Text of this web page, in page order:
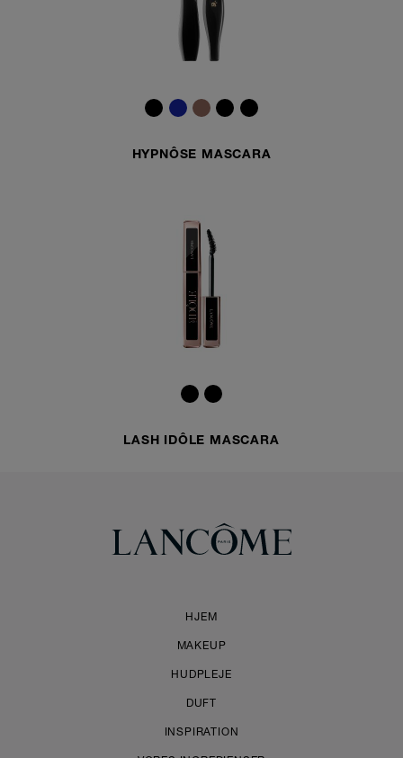
HYPNÔSE MASCARA
LASH IDÔLE MASCARA
HJEM
MAKEUP
HUDPLEJE
DUFT
INSPIRATION